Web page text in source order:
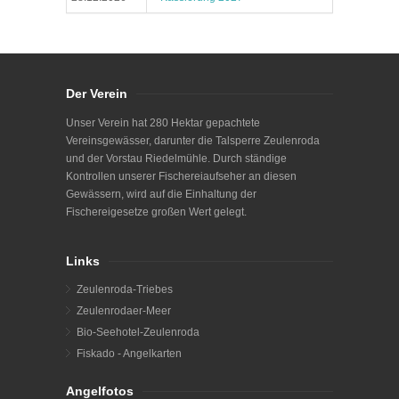
Der Verein
Unser Verein hat 280 Hektar gepachtete
Vereinsgewässer, darunter die Talsperre Zeulenroda
und der Vorstau Riedelmühle. Durch ständige
Kontrollen unserer Fischereiaufseher an diesen
Gewässern, wird auf die Einhaltung der
Fischereigesetze großen Wert gelegt.
Links
Zeulenroda-Triebes
Zeulenrodaer-Meer
Bio-Seehotel-Zeulenroda
Fiskado - Angelkarten
Angelfotos